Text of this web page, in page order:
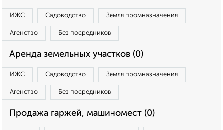
ИЖС Садоводство Земля промназначения
Агенство Без посредников
Аренда земельных участков (0)
ИЖС Садоводство Земля промназначения
Агенство Без посредников
Продажа гаржей, машиномест (0)